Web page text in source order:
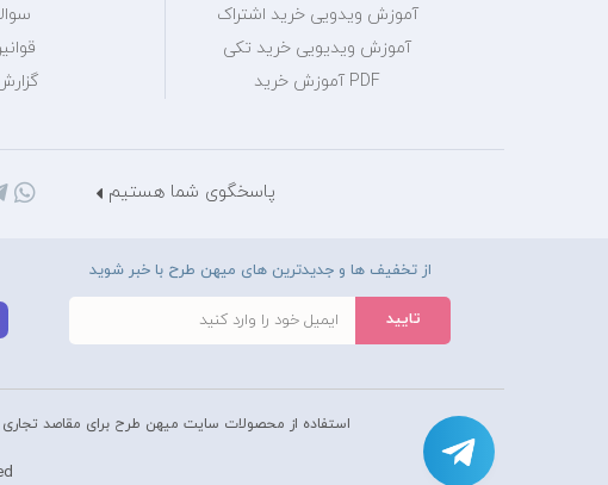
آموزش ویدویی خرید اشتراک
آموزش ویدیویی خرید تکی
PDF آموزش خرید
پاسخگوی شما هستیم
از تخفیف ها و جدیدترین های میهن طرح با خبر شوید
استفاده از محصولات سايت میهن طرح برای مقاصد